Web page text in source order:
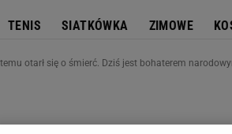
TENIS SIATKÓWKA ZIMOWE
otarł się o śmierć. Dziś jest bohaterem